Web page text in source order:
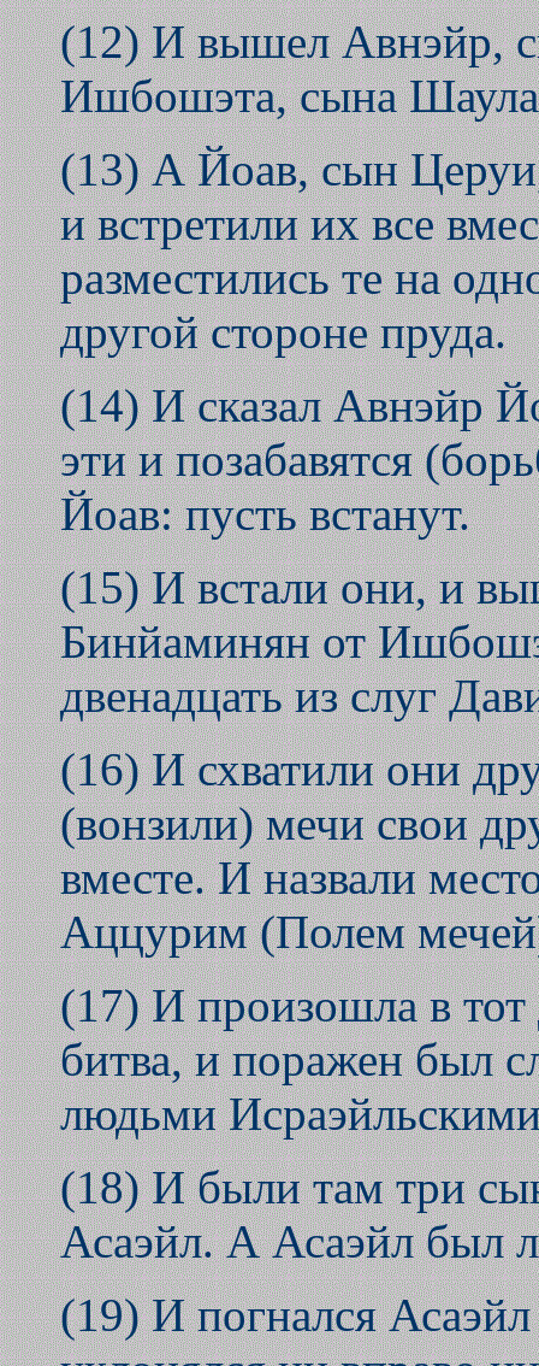
(12) И вышел Авнэйр,
Ишбошэта, сына
(13) А Йоав, сын
и встретили их все
разместились те на
другой стороне пруда.
(14) И сказал Авнэйр
эти и позабавятся
Йоав: пусть встанут.
(15) И встали они, и
Бинйаминян от
двенадцать из слуг
(16) И схватили они
(вонзили) мечи свои
вместе. И назвали
Аццурим (Полем
(17) И произошла в тот
битва, и поражен был
людьми
(18) И были там три
Асаэйл. А Асаэйл был
(19) И погнался